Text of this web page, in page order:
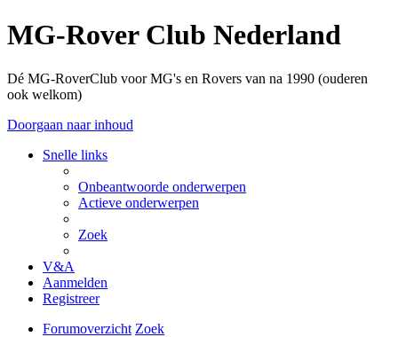
MG-Rover Club Nederland
Dé MG-RoverClub voor MG's en Rovers van na 1990 (ouderen
ook welkom)
Doorgaan naar inhoud
Snelle links
Onbeantwoorde onderwerpen
Actieve onderwerpen
Zoek
V&A
Aanmelden
Registreer
Forumoverzicht Zoek